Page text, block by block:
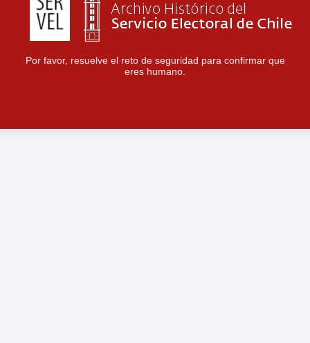
Por favor, resuelve el reto de seguridad para confirmar que
eres humano.